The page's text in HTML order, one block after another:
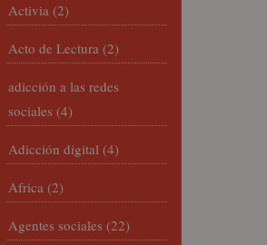
Activia (2)
Acto de Lectura (2)
adicción a las redes
sociales (4)
Adicción digital (4)
Africa (2)
Agentes sociales (22)